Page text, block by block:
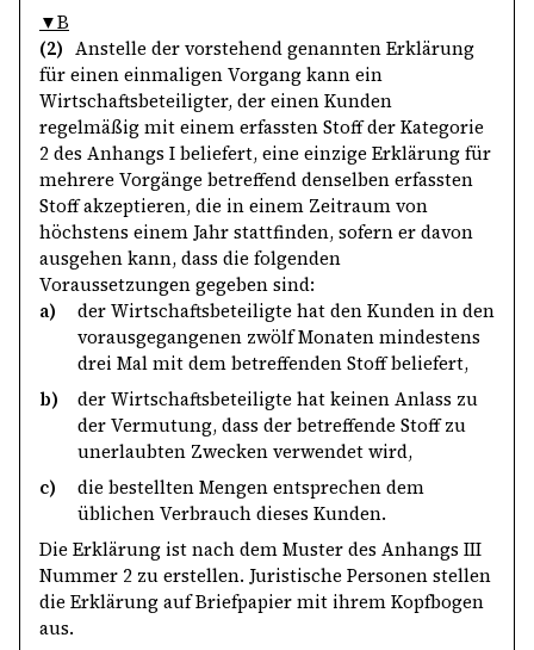
▼B
(2) Anstelle der vorstehend genannten Erklärung
für einen einmaligen Vorgang kann ein
Wirtschaftsbeteiligter, der einen Kunden
regelmäßig mit einem erfassten Stoff der Kategorie
2 des Anhangs I beliefert, eine einzige Erklärung für
mehrere Vorgänge betreffend denselben erfassten
Stoff akzeptieren, die in einem Zeitraum von
höchstens einem Jahr stattfinden, sofern er davon
ausgehen kann, dass die folgenden
Voraussetzungen gegeben sind:
a)
der Wirtschaftsbeteiligte hat den Kunden in den
vorausgegangenen zwölf Monaten mindestens
drei Mal mit dem betreffenden Stoff beliefert,
b)
der Wirtschaftsbeteiligte hat keinen Anlass zu
der Vermutung, dass der betreffende Stoff zu
unerlaubten Zwecken verwendet wird,
c)
die bestellten Mengen entsprechen dem
üblichen Verbrauch dieses Kunden.
Die Erklärung ist nach dem Muster des Anhangs III
Nummer 2 zu erstellen. Juristische Personen stellen
die Erklärung auf Briefpapier mit ihrem Kopfbogen
aus.